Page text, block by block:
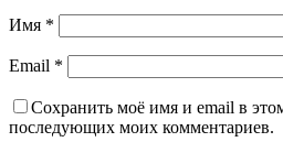
Имя *
Email *
Сохранить моё имя и email в
последующих моих комментариев.